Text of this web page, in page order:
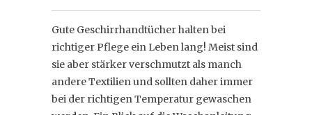
Gute Geschirrhandtücher halten bei
richtiger Pflege ein Leben lang! Meist sind
sie aber stärker verschmutzt als manch
andere Textilien und sollten daher immer
bei der richtigen Temperatur gewaschen